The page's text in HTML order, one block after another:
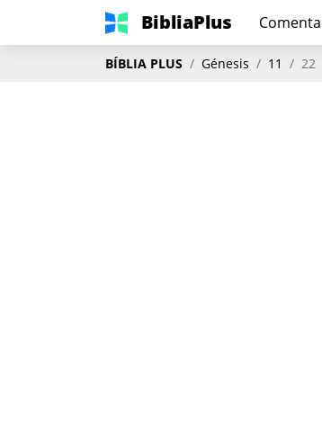
BibliaPlus
BÍBLIA PLUS Génesis 11 22